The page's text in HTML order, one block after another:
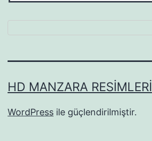
HD MANZARA RESIMLERI
WordPress ile güçlendirilmiştir.